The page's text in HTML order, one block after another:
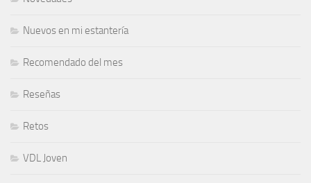
Nuevos en mi estantería
Recomendado del mes
Reseñas
Retos
VDL Joven